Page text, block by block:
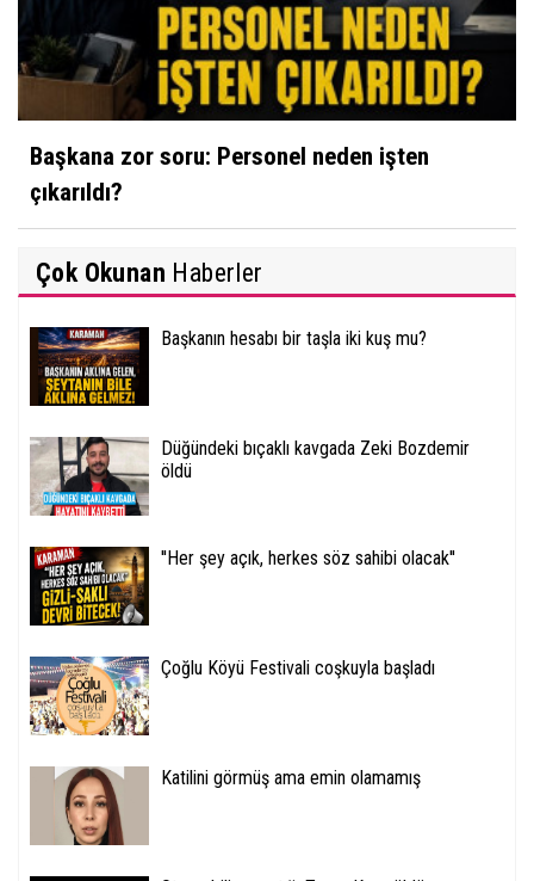
Başkana zor soru: Personel neden işten
çıkarıldı?
Çok Okunan Haberler
Başkanın hesabı bir taşla iki kuş mu?
Düğündeki bıçaklı kavgada Zeki Bozdemir
öldü
''Her şey açık, herkes söz sahibi olacak''
Çoğlu Köyü Festivali coşkuyla başladı
Katilini görmüş ama emin olamamış